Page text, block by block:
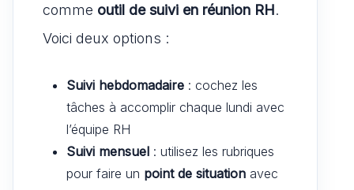
comme outil de suivi en réunion RH.
Voici deux options :
Suivi hebdomadaire : cochez les
tâches à accomplir chaque lundi avec
l’équipe RH
Suivi mensuel : utilisez les rubriques
pour faire un point de situation avec